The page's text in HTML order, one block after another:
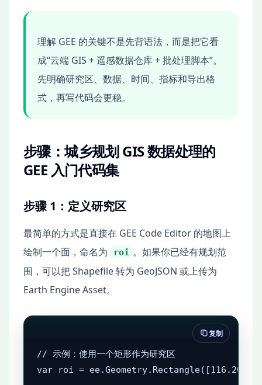
理解 GEE 的关键不是先背语法，而是把它看
成“云端 GIS + 遥感数据仓库 + 批处理脚本”。
先明确研究区、数据、时间、指标和导出格
式，再写代码会更稳。
步骤：城乡规划 GIS 数据处理的
GEE 入门代码集
步骤 1：定义研究区
最简单的方式是直接在 GEE Code Editor 的地图上
绘制一个面，命名为
roi 。如果你已经有规划范
围，可以把 Shapefile 转为 GeoJSON 或上传为
Earth Engine Asset。
// 示例：使用一个矩形作为研究区
var roi = ee.Geometry.Rectangle([116.20,
复制